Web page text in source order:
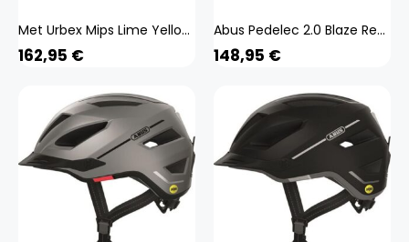
Met Urbex Mips Lime Yellow Metallic E-Bike-Helm NTA
162,95 €
Abus Pedelec 2.0 Blaze Red Ebike-Helm NTA 8776
148,95 €